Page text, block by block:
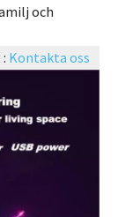
och
Kontakta oss